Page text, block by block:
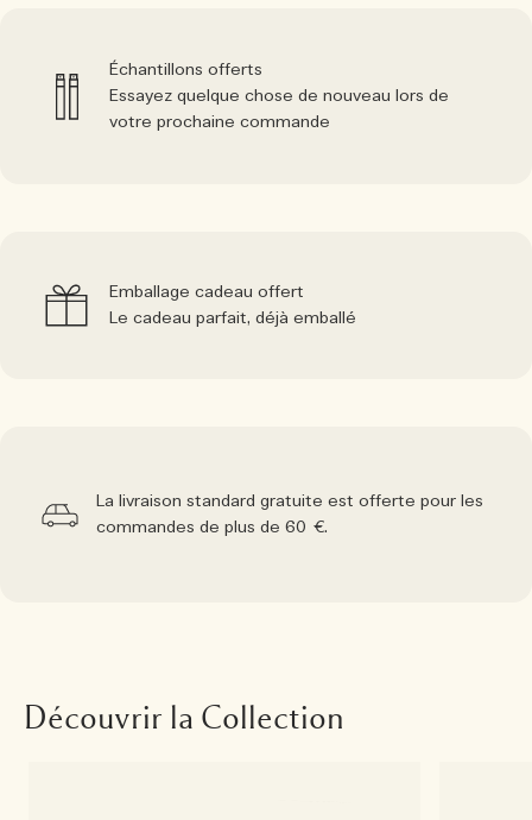
Échantillons offerts
Essayez quelque chose de nouveau lors de
votre prochaine commande
Emballage cadeau offert
Le cadeau parfait, déjà emballé
La livraison standard gratuite est offerte pour les
commandes de plus de 60 €.
Découvrir la Collection